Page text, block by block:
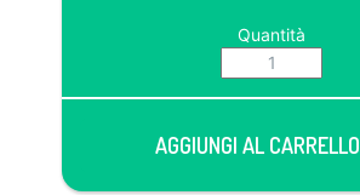
Quantità
AGGIUNGI AL CARRELLO